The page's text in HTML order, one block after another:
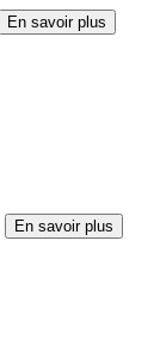
En savoir plus
En savoir plus